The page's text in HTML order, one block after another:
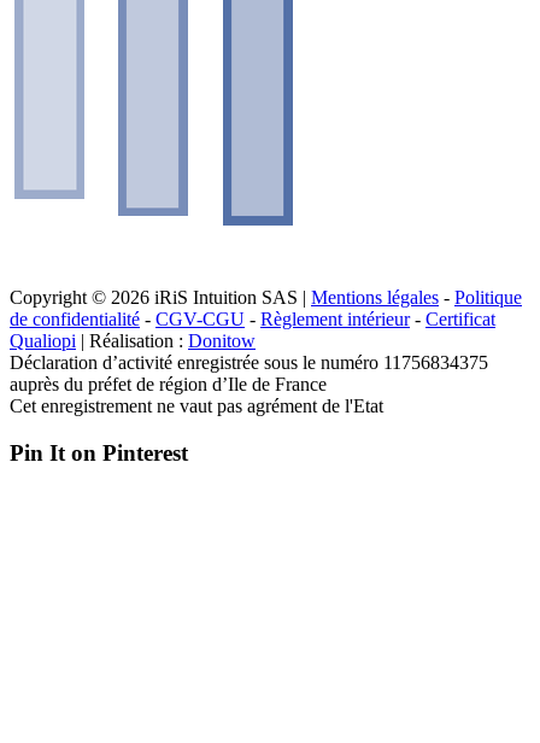
Copyright © 2026 iRiS Intuition SAS | Mentions légales - Politique
de confidentialité - CGV-CGU - Règlement intérieur- Certificat
Qualiopi | Réalisation : Donitow
Déclaration d’activité enregistrée sous le numéro 11756834375
auprès du préfet de région d’Ile de France
Cet enregistrement ne vaut pas agrément de l'Etat
Pin It on Pinterest